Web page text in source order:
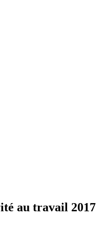
au travail 2017